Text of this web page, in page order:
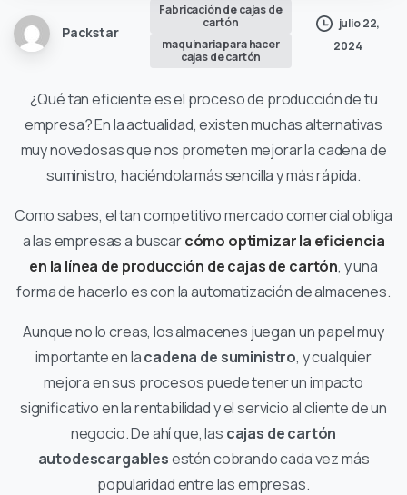
Packstar
Fabricación de cajas de
cartón
maquinaria para hacer
cajas de cartón
julio 22,
2024
¿Qué tan eficiente es el proceso de producción de tu
empresa? En la actualidad, existen muchas alternativas
muy novedosas que nos prometen mejorar la cadena de
suministro, haciéndola más sencilla y más rápida.
Como sabes, el tan competitivo mercado comercial obliga
a las empresas a buscarcómo optimizar la eficiencia
en la línea de producción de cajas de cartón, y una
forma de hacerlo es con la automatización de almacenes.
Aunque no lo creas, los almacenes juegan un papel muy
importante en lacadena de suministro, y cualquier
mejora en sus procesos puede tener un impacto
significativo en la rentabilidad y el servicio al cliente de un
negocio. De ahí que, las cajas de cartón
autodescargablesestén cobrando cada vez más
popularidad entre las empresas.